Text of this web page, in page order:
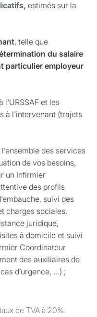
estimés sur la
, telle que
du salaire
particulier employeur
l'URSSAF et les
à l'intervenant (trajets
des services
de vos besoins,
un Infirmier
des profils
suivi des
charges sociales,
juridique,
à domicile et suivi
Coordinateur
des auxiliaires de
d’urgence, …) ;
de TVA à 20%.